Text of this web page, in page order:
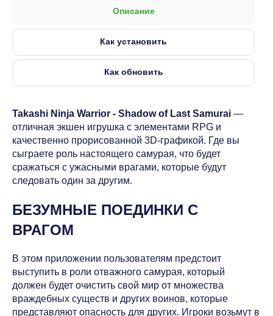
Описание
Как установить
Как обновить
Takashi Ninja Warrior - Shadow of Last Samurai —
отличная экшен игрушка с элементами RPG и
качественно прорисованной 3D-графикой. Где вы
сыграете роль настоящего самурая, что будет
сражаться с ужасными врагами, которые будут
следовать один за другим.
БЕЗУМНЫЕ ПОЕДИНКИ С
ВРАГОМ
В этом приложении пользователям предстоит
выступить в роли отважного самурая, который
должен будет очистить свой мир от множества
враждебных существ и других воинов, которые
представляют опасность для других. Игроки возьмут в